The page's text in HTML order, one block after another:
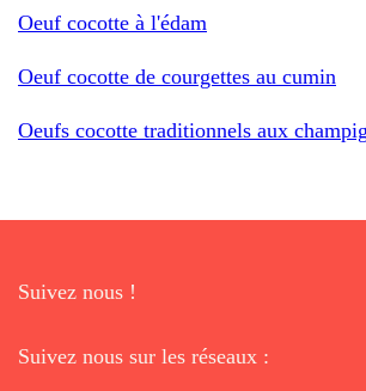
Oeuf cocotte à l'édam
Oeuf cocotte de courgettes au cumin
Oeufs cocotte traditionnels aux
Suivez nous !
Suivez nous sur les réseaux :